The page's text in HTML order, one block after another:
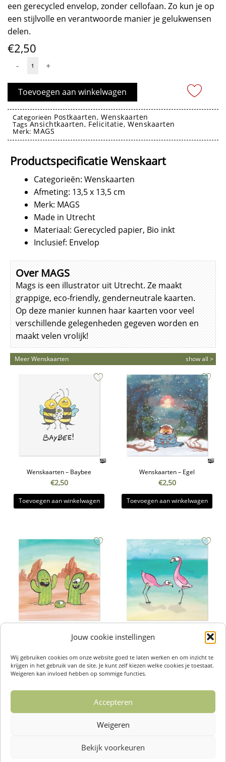
Jouw cookie instellingen
Wij gebruiken cookies om onze website goed te laten werken en om inzicht te
krijgen in het gebruik van de site. Je kunt zelf kiezen welke cookies je toestaat.
Weigeren kan invloed hebben op sommige functies.
Accepteren
Weigeren
Bekijk voorkeuren
een gerecycled envelop, zonder cellofaan. Zo kun je op
een stijlvolle en verantwoorde manier je gelukwensen
delen.
€2,50
-
Wenskaarten
Fuut
fieuw
aantal
+
Toevoegen aan winkelwagen
Categorieën Postkaarten,Wenskaarten
Tags Ansichtkaarten, Felicitatie,Wenskaarten
Merk: MAGS
Productspecificatie Wenskaart
Categorieën: Wenskaarten
Afmeting: 13,5 x 13,5 cm
Merk: MAGS
Made in Utrecht
Materiaal: Gerecycled papier, Bio inkt
Inclusief: Envelop
Over MAGS
Mags is een illustrator uit Utrecht. Ze maakt
grappige, eco-friendly, genderneutrale kaarten.
Op deze manier kunnen haar kaarten voor veel
verschillende gelegenheden gegeven worden en
maakt velen vrolijk!
Meer Wenskaarten show all >
Wenskaarten – Baybee
€2,50
Toevoegen aan winkelwagen
Wenskaarten – Egel
€2,50
Toevoegen aan winkelwagen
Wenskaarten – Kaktus baby
Toevoegen aan winkelwagen
Wenskaarten – Flamingo
Toevoegen aan winkelwagen
4 …